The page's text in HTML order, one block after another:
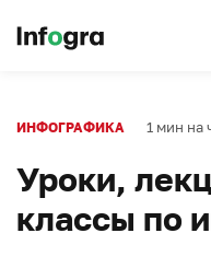
ИНФОГРАФИКА 1 мин на
Уроки,
классы по